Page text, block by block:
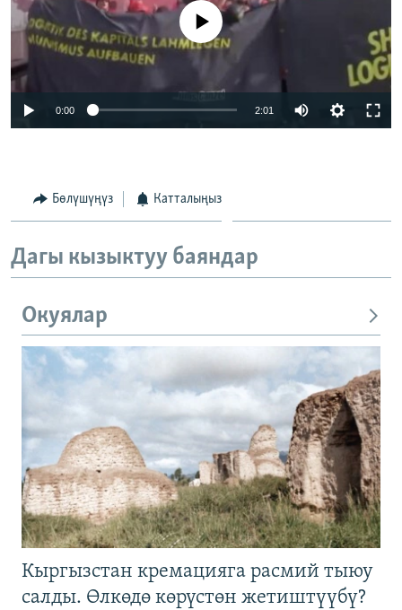
No media source currently available
0:00 2:01
Бөлүшүңүз Катталыңыз
Дагы кызыктуу баяндар
Окуялар
Кыргызстан кремацияга расмий тыюу
салды. Өлкөдө көрүстөн жетиштүүбү?